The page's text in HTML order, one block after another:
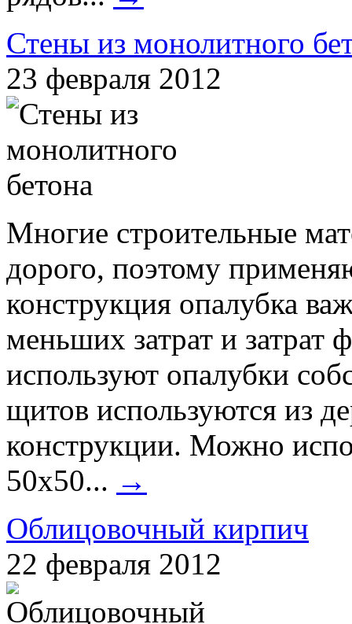
Стены из монолитного
23 февраля 2012
Многие строительные
дорого, поэтому
конструкция опалубка
меньших затрат и затрат
используют опалубки
щитов используются из
конструкции. Можно
50х50... →
Облицовочный кирпич
22 февраля 2012